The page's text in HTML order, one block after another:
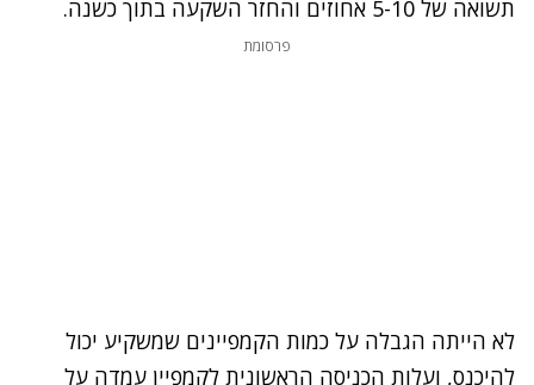
תשואה של 5-10 אחוזים והחזר השקעה בתוך כשנה.
פרסומת
לא הייתה הגבלה על כמות הקמפיינים שמשקיע יכול
להיכנס, ועלות הכניסה הראשונית לקמפיין עמדה על